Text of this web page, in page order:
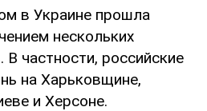
в Украине прошла
нескольких
В частности, российские
на Харьковщине,
и Херсоне.